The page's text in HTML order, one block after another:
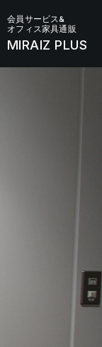
会員サービス&
オフィス家具通販
MIRAIZ PLUS